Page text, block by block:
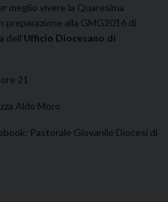
meglio vivere la Quaresima
preparazione alla GMG2016 di
dell’Ufficio Diocesano di
21
Aldo Moro
Pastorale Giovanile Diocesi di